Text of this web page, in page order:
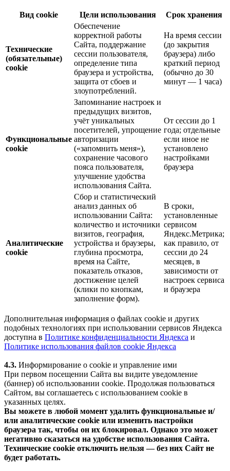
Вид cookie Цели использования Срок хранения
Технические
(обязательные)
cookie
Обеспечение
корректной работы
Сайта, поддержание
сессии пользователя,
определение типа
браузера и устройства,
защита от сбоев и
злоупотреблений.
На время сессии
(до закрытия
браузера) либо
краткий период
(обычно до 30
минут — 1 часа)
Функциональные
cookie
Запоминание настроек и
предыдущих визитов,
учёт уникальных
посетителей, упрощение
авторизации
(«запомнить меня»),
сохранение часового
пояса пользователя,
улучшение удобства
использования Сайта.
От сессии до 1
года; отдельные
если иное не
установлено
настройками
браузера
Аналитические
cookie
Сбор и статистический
анализ данных об
использовании Сайта:
количество и источники
визитов, география,
устройства и браузеры,
глубина просмотра,
время на Сайте,
показатель отказов,
достижение целей
(клики по кнопкам,
заполнение форм).
В сроки,
установленные
сервисом
Яндекс.Метрика;
как правило, от
сессии до 24
месяцев, в
зависимости от
настроек сервиса
и браузера
Дополнительная информация о файлах cookie и других
подобных технологиях при использовании сервисов Яндекса
доступна в Политике конфиденциальности Яндекса и
Политике использования файлов cookie Яндекса
4.3. Информирование о cookie и управление ими
При первом посещении Сайта вы видите уведомление
(баннер) об использовании cookie. Продолжая пользоваться
Сайтом, вы соглашаетесь с использованием cookie в
указанных целях.
Вы можете в любой момент удалить функциональные и/
или аналитические cookie или изменить настройки
браузера так, чтобы он их блокировал. Однако это может
негативно сказаться на удобстве использования Сайта.
Технические cookie отключить нельзя — без них Сайт не
будет работать.